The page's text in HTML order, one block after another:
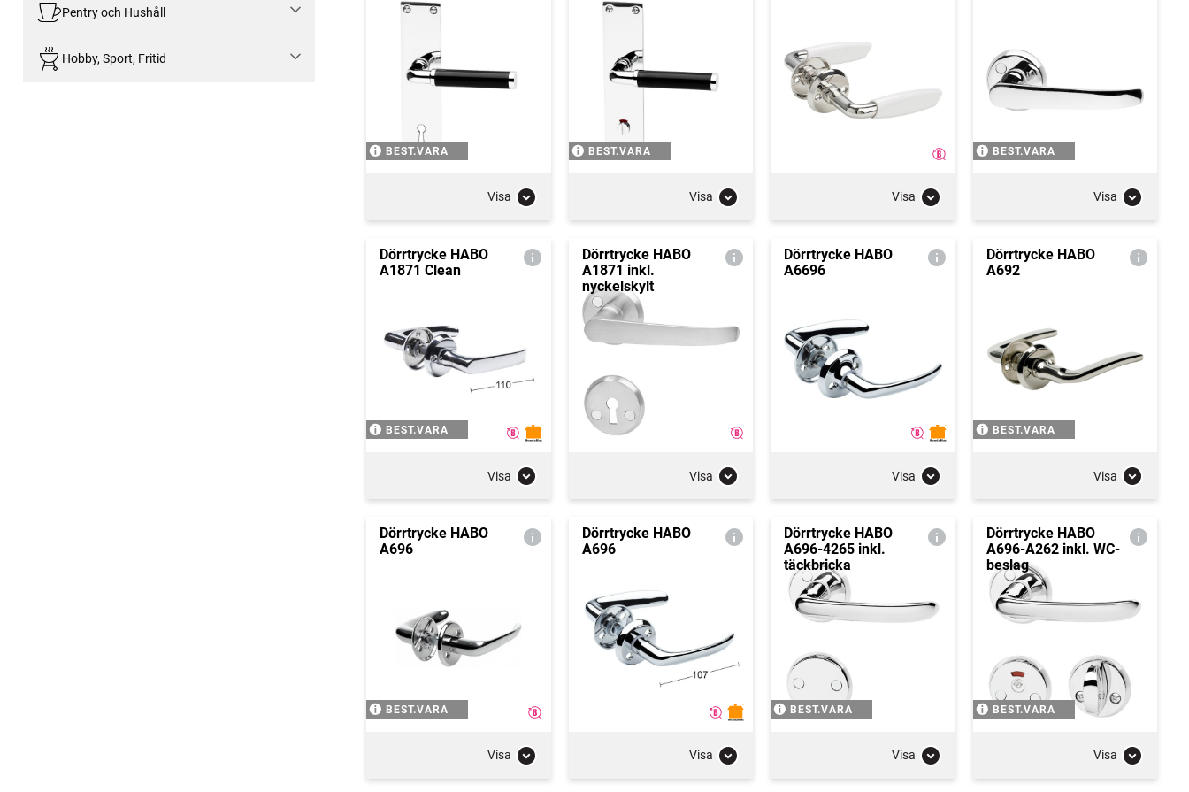
Pentry och Hushåll
Hobby, Sport, Fritid
BEST.VARA
Visa
BEST.VARA
Visa Visa
BEST.VARA
Visa
Dörrtrycke HABO
A1871 Clean
BEST.VARA
Visa
Dörrtrycke HABO
A1871 inkl.
nyckelskylt
Visa
Dörrtrycke HABO
A6696
Visa
Dörrtrycke HABO
A692
BEST.VARA
Visa
Dörrtrycke HABO
A696
BEST.VARA
Visa
Dörrtrycke HABO
A696
Visa
Dörrtrycke HABO
A696-4265 inkl.
täckbricka
BEST.VARA
Visa
Dörrtrycke HABO
A696-A262 inkl. WC-
beslag
BEST.VARA
Visa